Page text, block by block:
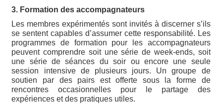
3. Formation des accompagnateurs
Les membres expérimentés sont invités à discerner s’ils
se sentent capables d’assumer cette responsabilité. Les
programmes de formation pour les accompagnateurs
peuvent comprendre soit une série de week-ends, soit
une série de séances du soir ou encore une seule
session intensive de plusieurs jours. Un groupe de
soutien par des pairs est offerte sous la forme de
rencontres occasionnelles pour le partage des
expériences et des pratiques utiles.